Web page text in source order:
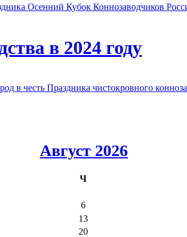
Осенний Кубок Коннозаводчиков
в 2024 году
Праздника чистокровного
Август 2026
Ч
6
13
20